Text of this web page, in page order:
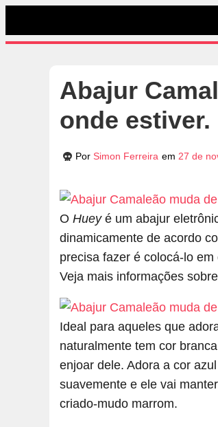
Abajur
onde
Por Simon Ferreira em 27 de
O Hueyé um abajur
dinamicamente de acordo
precisa fazer é colocá-lo
Veja mais informações
Ideal para aqueles que
naturalmente tem cor
enjoar dele. Adora a cor
suavemente e ele vai
criado-mudo marrom.